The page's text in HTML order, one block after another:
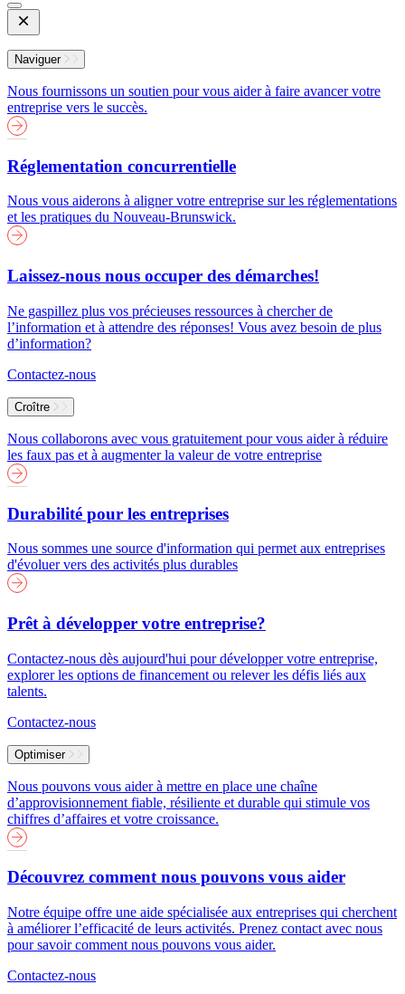
Open
Mobile
Menu
Naviguer
Nous fournissons un soutien pour vous aider à faire avancer votre
entreprise vers le succès.
Réglementation concurrentielle
Nous vous aiderons à aligner votre entreprise sur les réglementations
et les pratiques du Nouveau-Brunswick.
Laissez-nous nous occuper des démarches!
Ne gaspillez plus vos précieuses ressources à chercher de
l’information et à attendre des réponses! Vous avez besoin de plus
d’information?
Contactez-nous
Croître
Nous collaborons avec vous gratuitement pour vous aider à réduire
les faux pas et à augmenter la valeur de votre entreprise
Durabilité pour les entreprises
Nous sommes une source d'information qui permet aux entreprises
d'évoluer vers des activités plus durables
Prêt à développer votre entreprise?
Contactez-nous dès aujourd'hui pour développer votre entreprise,
explorer les options de financement ou relever les défis liés aux
talents.
Contactez-nous
Optimiser
Nous pouvons vous aider à mettre en place une chaîne
d’approvisionnement fiable, résiliente et durable qui stimule vos
chiffres d’affaires et votre croissance.
Découvrez comment nous pouvons vous aider
Notre équipe offre une aide spécialisée aux entreprises qui cherchent
à améliorer l’efficacité de leurs activités. Prenez contact avec nous
pour savoir comment nous pouvons vous aider.
Contactez-nous